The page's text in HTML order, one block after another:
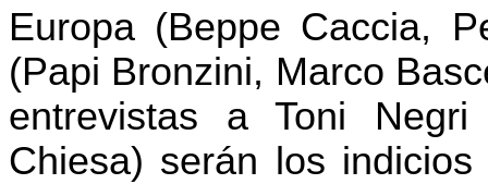
Europa (Beppe Caccia,
(Papi Bronzini, Marco
entrevistas a Toni
Chiesa) serán los